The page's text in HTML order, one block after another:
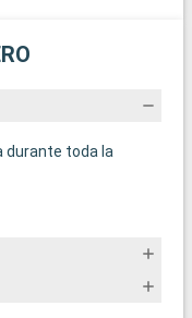
durante toda la